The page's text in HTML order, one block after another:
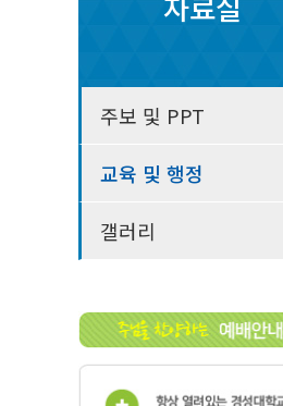
주보 및 PPT
교육 및 행정
갤러리